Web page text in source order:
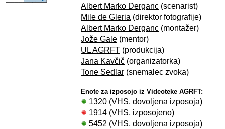
Albert Marko Derganc (scenarist)
Mile de Gleria (direktor fotografije)
Albert Marko Derganc (montažer)
Jože Gale (mentor)
UL AGRFT (produkcija)
Jana Kavčič (organizatorka)
Tone Sedlar (snemalec zvoka)
Enote za izposojo iz Videoteke AGRFT:
1320 (VHS, dovoljena izposoja)
1914 (VHS, izposojeno)
5452 (VHS, dovoljena izposoja)